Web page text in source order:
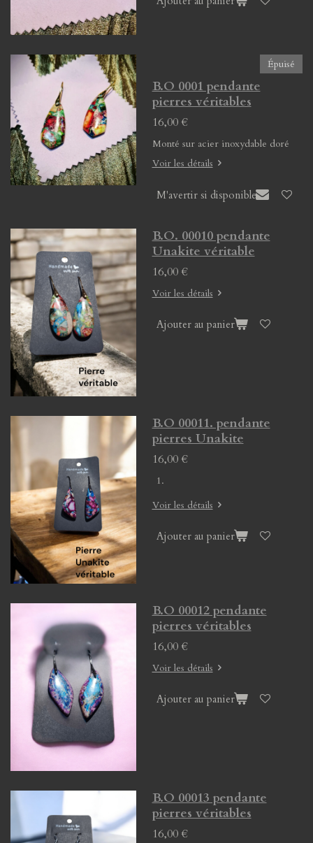
Épuisé
B.O 0001 pendante
pierres véritables
16,00 €
Monté sur acier inoxydable doré
Voir les détails
M'avertir si disponible
B.O. 00010 pendante
Unakite véritable
16,00 €
Voir les détails
Ajouter au panier
B.O 00011. pendante
pierres Unakite
16,00 €
Voir les détails
Ajouter au panier
B.O 00012 pendante
pierres véritables
16,00 €
Voir les détails
Ajouter au panier
B.O 00013 pendante
pierres véritables
16,00 €